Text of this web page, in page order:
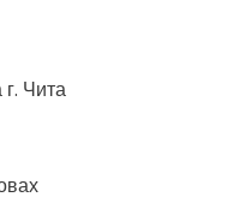
Чита